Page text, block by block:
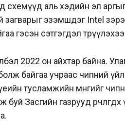
схемүүд аль хэдийн эл
загварыг эзэмшдэг Intel
гэсэн сэтгэгдэл
2022 он айхтар байна.
байгаа учраас чипний
тусламжийн мөнгийг
буй Засгийн газрууд